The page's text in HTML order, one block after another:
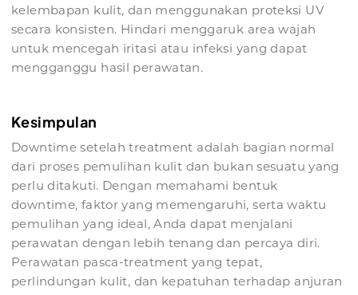
kelembapan kulit, dan menggunakan proteksi UV
secara konsisten. Hindari menggaruk area wajah
untuk mencegah iritasi atau infeksi yang dapat
mengganggu hasil perawatan.
Kesimpulan
Downtime setelah treatment adalah bagian normal
dari proses pemulihan kulit dan bukan sesuatu yang
perlu ditakuti. Dengan memahami bentuk
downtime, faktor yang memengaruhi, serta waktu
pemulihan yang ideal, Anda dapat menjalani
perawatan dengan lebih tenang dan percaya diri.
Perawatan pasca-treatment yang tepat,
perlindungan kulit, dan kepatuhan terhadap anjuran